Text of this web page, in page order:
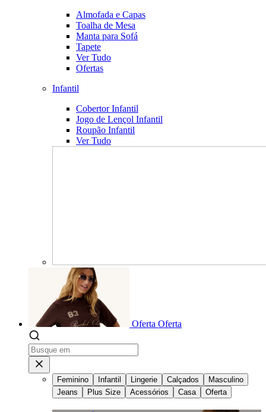
Almofada e Capas
Toalha de Mesa
Manta para Sofá
Tapete
Ver Tudo
Ofertas
Infantil
Cobertor Infantil
Jogo de Lençol Infantil
Roupão Infantil
Ver Tudo
Oferta Oferta
Feminino Infantil Lingerie Calçados
Masculino
Jeans
Plus Size Acessórios Casa Oferta